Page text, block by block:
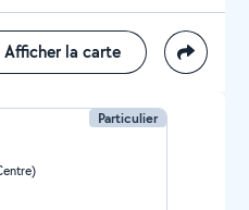
Afficher la carte
Particulier